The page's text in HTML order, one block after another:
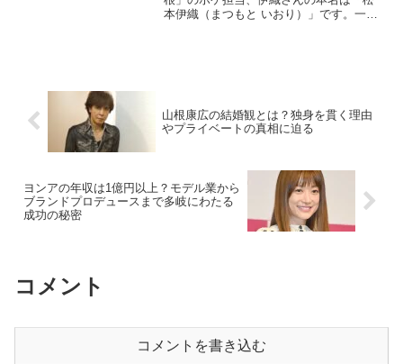
本伊織（まつもと いおり）」です。一時
山根康広の結婚観とは？独身を貫く理由
やプライベートの真相に迫る
ヨンアの年収は1億円以上？モデル業から
ブランドプロデュースまで多岐にわたる
成功の秘密
コメント
コメントを書き込む